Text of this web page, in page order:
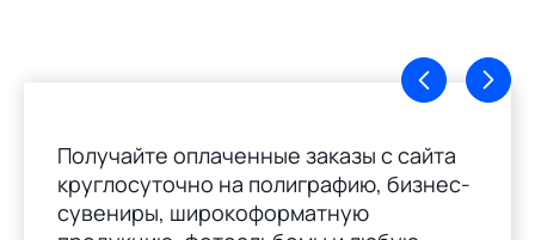
Получайте оплаченные заказы с сайта
круглосуточно на полиграфию, бизнес-
сувениры, широкоформатную